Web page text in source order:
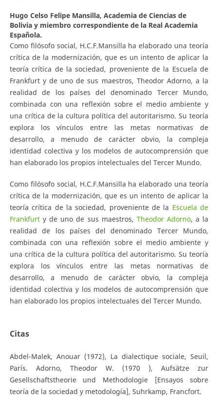
Hugo Celso Felipe Mansilla, Academia de Ciencias de
Bolivia y miembro correspondiente de la Real Academia
Española.
Como filósofo social, H.C.F.Mansilla ha elaborado una teoría
crítica de la modernización, que es un intento de aplicar la
teoría crítica de la sociedad, proveniente de la Escuela de
Frankfurt y de uno de sus maestros, Theodor Adorno, a la
realidad de los países del denominado Tercer Mundo,
combinada con una reflexión sobre el medio ambiente y
una crítica de la cultura política del autoritarismo. Su teoría
explora los vínculos entre las metas normativas de
desarrollo, a menudo de carácter obvio, la compleja
identidad colectiva y los modelos de autocomprensión que
han elaborado los propios intelectuales del Tercer Mundo.
Como filósofo social, H.C.F.Mansilla ha elaborado una teoría
crítica de la modernización, que es un intento de aplicar la
teoría crítica de la sociedad, proveniente de la Escuela de
Frankfurty de uno de sus maestros, Theodor Adorno, a la
realidad de los países del denominado Tercer Mundo,
combinada con una reflexión sobre el medio ambiente y
una crítica de la cultura política del autoritarismo. Su teoría
explora los vínculos entre las metas normativas de
desarrollo, a menudo de carácter obvio, la compleja
identidad colectiva y los modelos de autocomprensión que
han elaborado los propios intelectuales del Tercer Mundo.
Citas
Abdel-Malek, Anouar (1972), La dialectique sociale, Seuil,
París. Adorno, Theodor W. (1970 ), Aufsätze zur
Gesellschaftstheorie und Methodologie [Ensayos sobre
teoría de la sociedad y metodología], Suhrkamp, Francfort.